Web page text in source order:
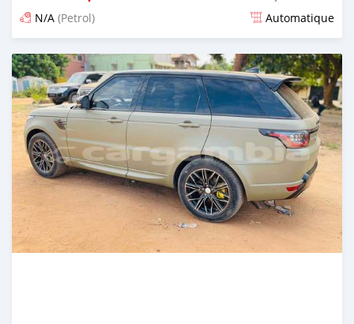
N/A (Petrol) Automatique
Dougal na niou ko depuis 25 days